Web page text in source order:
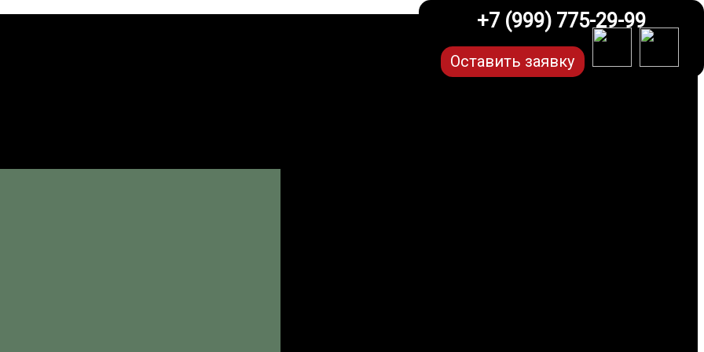
+7 (999) 775-29-99
Оставить заявку